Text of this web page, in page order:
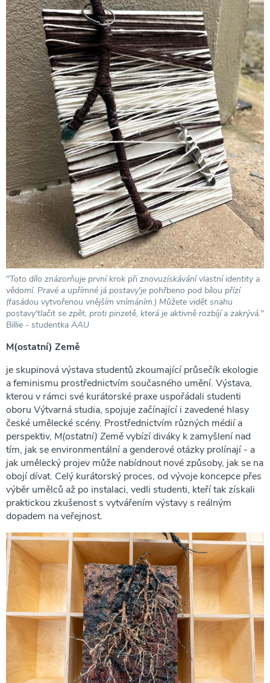
"Toto dílo znázorňuje první krok při znovuzískávání vlastní identity a
vědomí. Pravé a upřímné já postavy'je pohřbeno pod bílou přízí
(fasádou vytvořenou vnějším vnímáním.) Můžete vidět snahu
postavy'tlačit se zpět, proti pinzetě, která je aktivně rozbíjí a zakrývá."
Billie - studentka AAU
M(ostatní) Země
je skupinová výstava studentů zkoumající průsečík ekologie
a feminismu prostřednictvím současného umění. Výstava,
kterou v rámci své kurátorské praxe uspořádali studenti
oboru Výtvarná studia, spojuje začínající i zavedené hlasy
české umělecké scény. Prostřednictvím různých médií a
perspektiv, M(ostatní) Zeměvybízí diváky k zamyšlení nad
tím, jak se environmentální a genderové otázky prolínají - a
jak umělecký projev může nabídnout nové způsoby, jak se na
obojí dívat. Celý kurátorský proces, od vývoje koncepce přes
výběr umělců až po instalaci, vedli studenti, kteří tak získali
praktickou zkušenost s vytvářením výstavy s reálným
dopadem na veřejnost.